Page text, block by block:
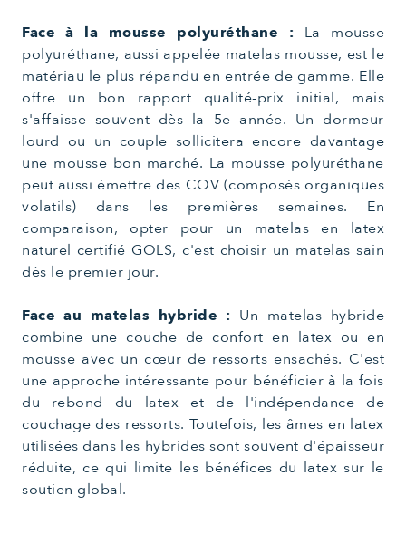
Face à la mousse polyuréthane : La mousse
polyuréthane, aussi appelée matelas mousse, est le
matériau le plus répandu en entrée de gamme. Elle
offre un bon rapport qualité-prix initial, mais
s'affaisse souvent dès la 5e année. Un dormeur
lourd ou un couple sollicitera encore davantage
une mousse bon marché. La mousse polyuréthane
peut aussi émettre des COV (composés organiques
volatils) dans les premières semaines. En
comparaison, opter pour un matelas en latex
naturel certifié GOLS, c'est choisir un matelas sain
dès le premier jour.
Face au matelas hybride : Un matelas hybride
combine une couche de confort en latex ou en
mousse avec un cœur de ressorts ensachés. C'est
une approche intéressante pour bénéficier à la fois
du rebond du latex et de l'indépendance de
couchage des ressorts. Toutefois, les âmes en latex
utilisées dans les hybrides sont souvent d'épaisseur
réduite, ce qui limite les bénéfices du latex sur le
soutien global.